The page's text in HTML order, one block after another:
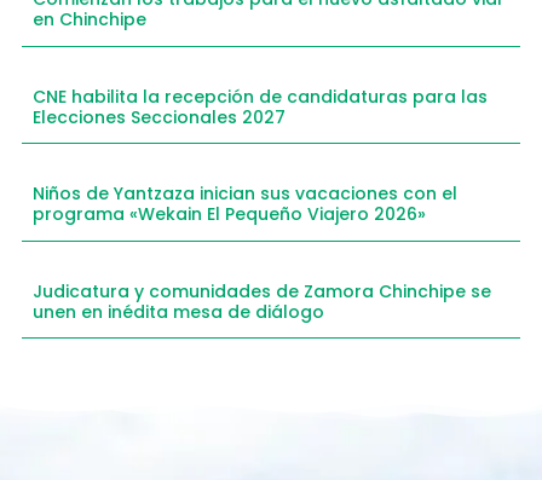
en Chinchipe
CNE habilita la recepción de candidaturas para las
Elecciones Seccionales 2027
Niños de Yantzaza inician sus vacaciones con el
programa «Wekain El Pequeño Viajero 2026»
Judicatura y comunidades de Zamora Chinchipe se
unen en inédita mesa de diálogo